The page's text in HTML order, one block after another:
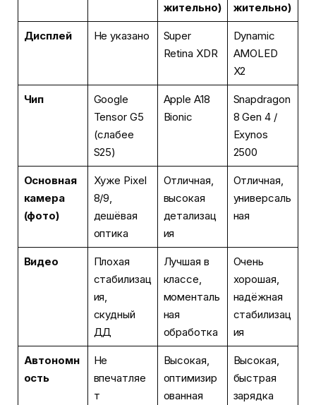
жительно)
жительно)
Дисплей Не указано
Super
Retina XDR
Dynamic
AMOLED
X2
Чип
Google
Tensor G5
(слабее
S25)
Apple A18
Bionic
Snapdragon
8 Gen 4 /
Exynos
2500
Основная
камера
(фото)
Хуже Pixel
8/9,
дешёвая
оптика
Отличная,
высокая
детализац
ия
Отличная,
универсаль
ная
Видео
Плохая
стабилизац
ия,
скудный
ДД
Лучшая в
классе,
моменталь
ная
обработка
Очень
хорошая,
надёжная
стабилизац
ия
Автономн
ость
Не
впечатляе
т
Высокая,
оптимизир
ованная
Высокая,
быстрая
зарядка